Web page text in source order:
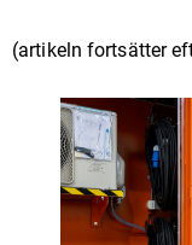
(artikeln fortsätter